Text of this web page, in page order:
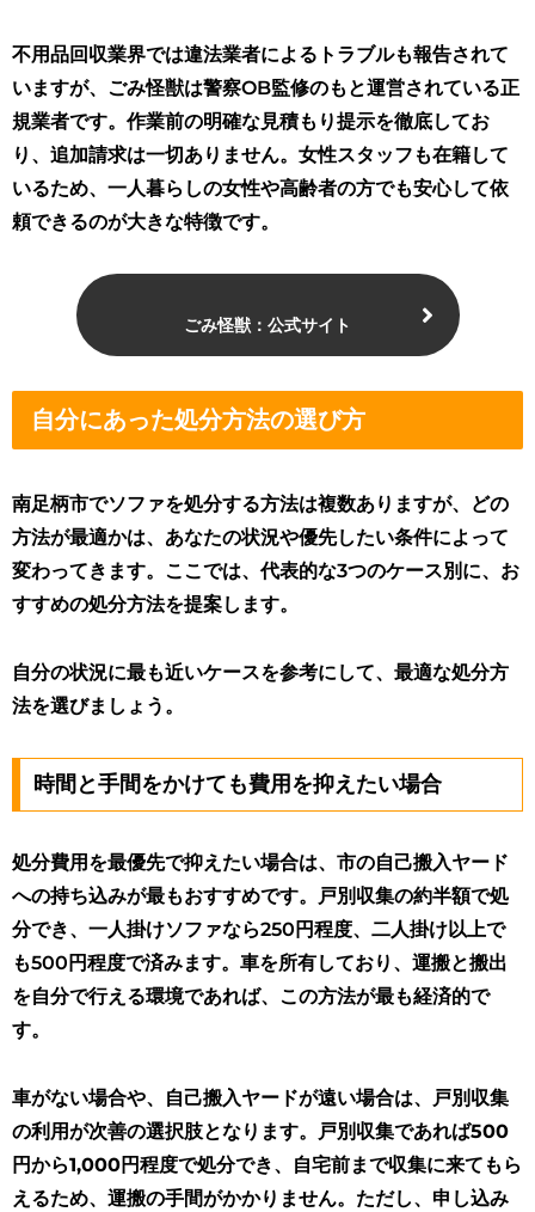
不用品回収業界では違法業者によるトラブルも報告されて
いますが、ごみ怪獣は警察OB監修のもと運営されている正
規業者です。作業前の明確な見積もり提示を徹底してお
り、追加請求は一切ありません。女性スタッフも在籍して
いるため、一人暮らしの女性や高齢者の方でも安心して依
頼できるのが大きな特徴です。
ごみ怪獣：公式サイト
自分にあった処分方法の選び方
南足柄市でソファを処分する方法は複数ありますが、どの
方法が最適かは、あなたの状況や優先したい条件によって
変わってきます。ここでは、代表的な3つのケース別に、お
すすめの処分方法を提案します。
自分の状況に最も近いケースを参考にして、最適な処分方
法を選びましょう。
時間と手間をかけても費用を抑えたい場合
処分費用を最優先で抑えたい場合は、市の自己搬入ヤード
への持ち込みが最もおすすめです。戸別収集の約半額で処
分でき、一人掛けソファなら250円程度、二人掛け以上で
も500円程度で済みます。車を所有しており、運搬と搬出
を自分で行える環境であれば、この方法が最も経済的で
す。
車がない場合や、自己搬入ヤードが遠い場合は、戸別収集
の利用が次善の選択肢となります。
戸別収集であれば500
円から1,000円程度で処分でき、自宅前まで収集に来てもら
えるため、運搬の手間がかかりません。ただし、申し込み